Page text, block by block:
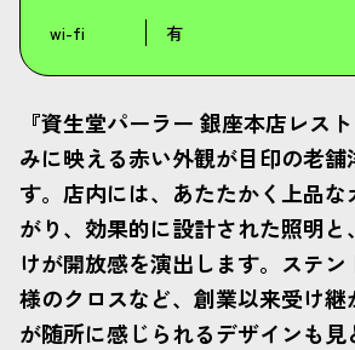
wi-fi
有
『資生堂パーラー 銀座本店レス
みに映える赤い外観が目印の老
す。店内には、あたたかく上品
がり、効果的に設計された照明
けが開放感を演出します。ステ
様のクロスなど、創業以来受け
が随所に感じられるデザインも